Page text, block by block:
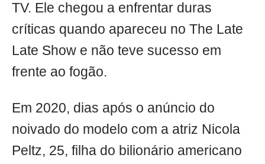
TV. Ele chegou a enfrentar duras
críticas quando apareceu no The Late
Late Show e não teve sucesso em
frente ao fogão.
Em 2020, dias após o anúncio do
noivado do modelo com a atriz Nicola
Peltz, 25, filha do bilionário americano